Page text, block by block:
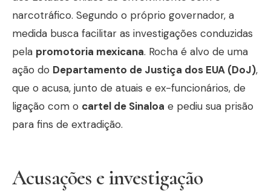
narcotráfico. Segundo o próprio governador, a
medida busca facilitar as investigações conduzidas
pela promotoria mexicana. Rocha é alvo de uma
ação do Departamento de Justiça dos EUA (DoJ),
que o acusa, junto de atuais e ex-funcionários, de
ligação com o cartel de Sinaloa e pediu sua prisão
para fins de extradição.
Acusações e investigação